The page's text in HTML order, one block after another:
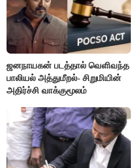
ஜனநாயகன் படத்தால் வெளிவந்த
பாலியல் அத்துமீறல்- சிறுமியின்
அதிர்ச்சி வாக்குமூலம்